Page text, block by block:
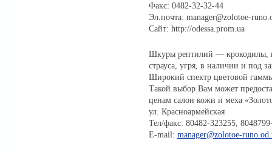
Факс: 0482-32-32-44
Эл.почта: manager@zolotoe-
Сайт: http://odessa.prom.ua
Шкуры рептилий — крокодилы,
страуса, угря, в наличии и под
Широкий спектр цветовой
Такой выбор Вам может
ценам салон кожи и меха
ул. Красноармейская
Тел/факс: 80482-323255,
E-mail: manager@zolotoe-